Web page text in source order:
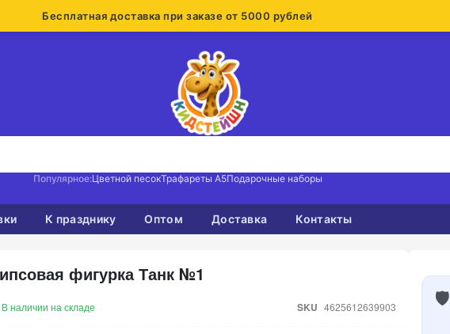
Бесплатная доставка при заказе от 5000 рублей
Популярное:Цветной песокТрафареты А5Подарочные наборы
К празднику Оптом Доставка Контакты
фигурка Танк №1
В наличии на складе SKU 4625612639903 🛡️